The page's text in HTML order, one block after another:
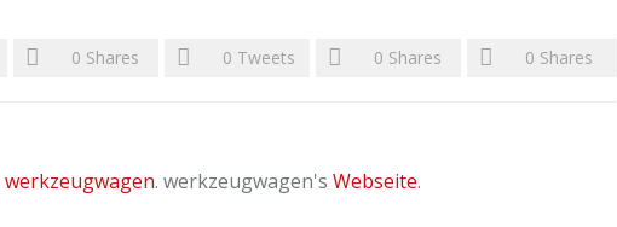
0 Shares 0 Tweets 0 Shares 0 Shares
werkzeugwagen. werkzeugwagen's Webseite.